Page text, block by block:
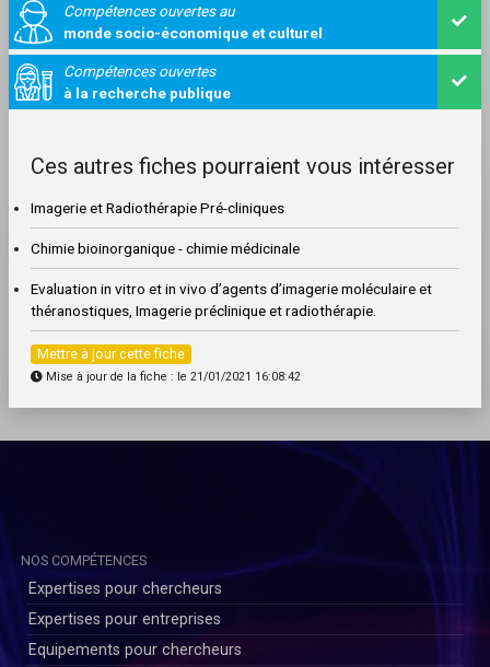
Compétences ouvertes au
monde socio-économique et culturel
Compétences ouvertes
à la recherche publique
Ces autres fiches pourraient vous intéresser
Imagerie et Radiothérapie Pré-cliniques
Chimie bioinorganique - chimie médicinale
Evaluation in vitro et in vivo d’agents d’imagerie moléculaire et
théranostiques, Imagerie préclinique et radiothérapie.
Mettre à jour cette fiche
Mise à jour de la fiche : le 21/01/2021 16:08:42
NOS COMPÉTENCES
Expertises pour chercheurs
Expertises pour entreprises
Equipements pour chercheurs